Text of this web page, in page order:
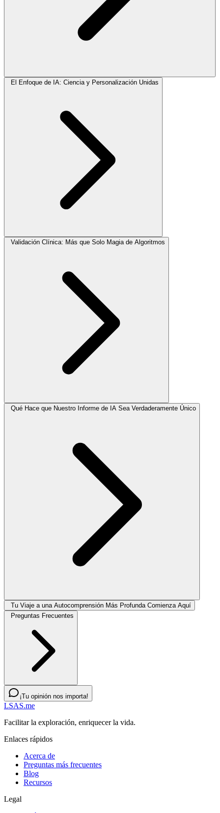
El Enfoque de IA: Ciencia y Personalización Unidas
Validación Clínica: Más que Solo Magia de Algoritmos
Qué Hace que Nuestro Informe de IA Sea Verdaderamente Único
Tu Viaje a una Autocomprensión Más Profunda Comienza Aquí
Preguntas Frecuentes
¡Tu opinión nos importa!
LSAS.me
Facilitar la exploración, enriquecer la vida.
Enlaces rápidos
Acerca de
Preguntas más frecuentes
Blog
Recursos
Legal